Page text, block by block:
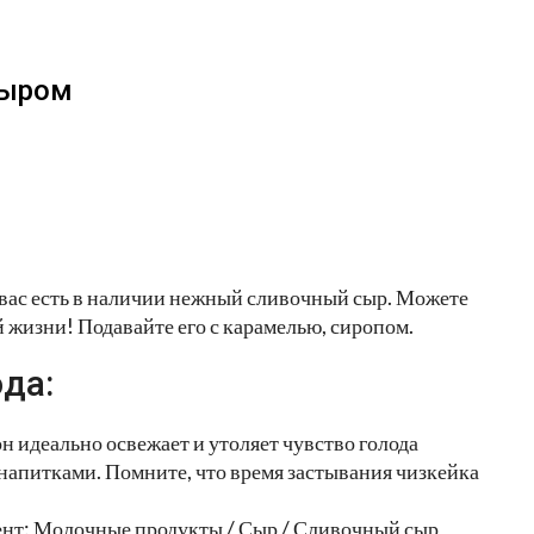
есть в наличии нежный сливочный сыр. Можете
Подавайте его с карамелью, сиропом.
освежает и утоляет чувство голода
Помните, что время застывания чизкейка
Молочные продукты / Сыр / Сливочный сыр